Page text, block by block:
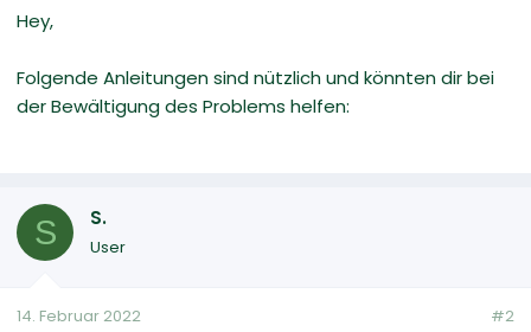
Hey,
Folgende Anleitungen sind nützlich und könnten dir bei
der Bewältigung des Problems helfen:
S S.
User
14. Februar 2022 #2